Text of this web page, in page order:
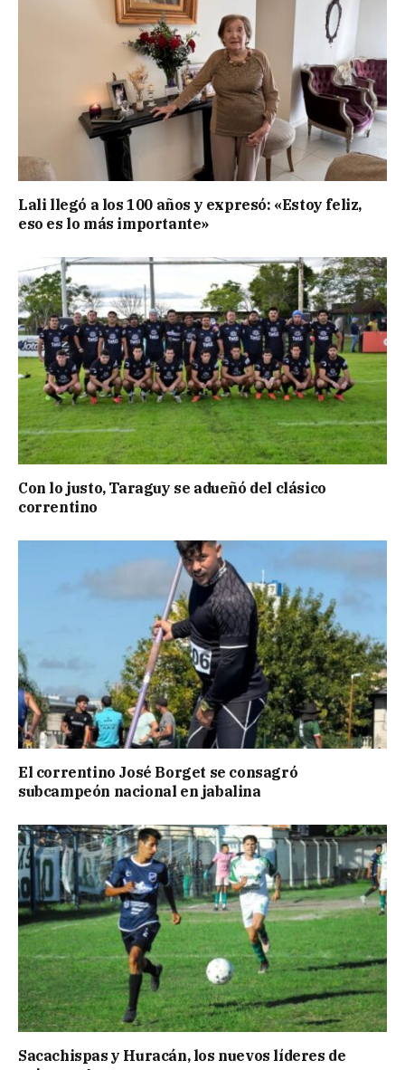
Lali llegó a los 100 años y expresó: «Estoy feliz,
eso es lo más importante»
Con lo justo, Taraguy se adueñó del clásico
correntino
El correntino José Borget se consagró
subcampeón nacional en jabalina
Sacachispas y Huracán, los nuevos líderes de